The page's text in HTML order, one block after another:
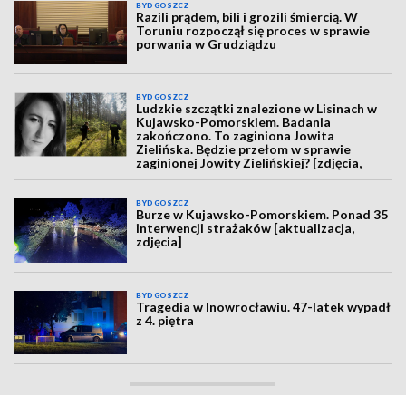
BYDGOSZCZ
Razili prądem, bili i grozili śmiercią. W
Toruniu rozpoczął się proces w sprawie
porwania w Grudziądzu
BYDGOSZCZ
Ludzkie szczątki znalezione w Lisinach w
Kujawsko-Pomorskiem. Badania
zakończono. To zaginiona Jowita
Zielińska. Będzie przełom w sprawie
zaginionej Jowity Zielińskiej? [zdjęcia,
wideo, aktualizacja]
BYDGOSZCZ
Burze w Kujawsko-Pomorskiem. Ponad 35
interwencji strażaków [aktualizacja,
zdjęcia]
BYDGOSZCZ
Tragedia w Inowrocławiu. 47-latek wypadł
z 4. piętra